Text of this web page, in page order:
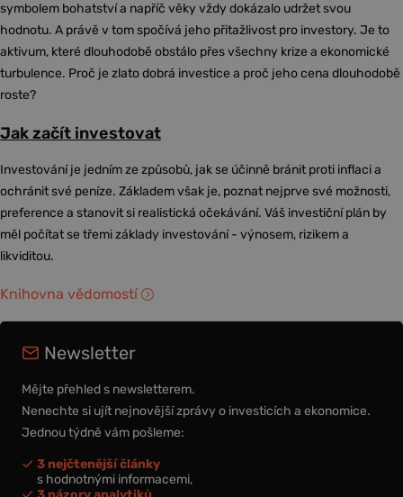
symbolem bohatství a napříč věky vždy dokázalo udržet svou
hodnotu. A právě v tom spočívá jeho přitažlivost pro investory. Je to
aktivum, které dlouhodobě obstálo přes všechny krize a ekonomické
turbulence. Proč je zlato dobrá investice a proč jeho cena dlouhodobě
roste?
Jak začít investovat
Investování je jedním ze způsobů, jak se účinně bránit proti inflaci a
ochránit své peníze. Základem však je, poznat nejprve své možnosti,
preference a stanovit si realistická očekávání. Váš investiční plán by
měl počítat se třemi základy investování - výnosem, rizikem a
likviditou.
Knihovna vědomostí
Newsletter
Mějte přehled s newsletterem.
Nenechte si ujít nejnovější zprávy o investicích a ekonomice.
Jednou týdně vám pošleme:
3 nejčtenější články
s hodnotnými informacemi,